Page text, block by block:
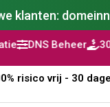
klanten:
dagen niet goed,
risico vrij - 30